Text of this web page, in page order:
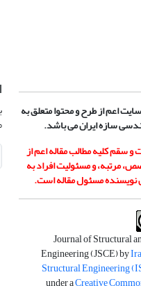
اعم از طرح و محتوا متعلق به
سازه ایران می باشد.
سقم کلیه مطالب مقاله اعم از
مرتبه، و مسئولیت افراد به
مسئول مقاله است.
Journal of Structural
Engineering (JSCE) by
Structural Engineering